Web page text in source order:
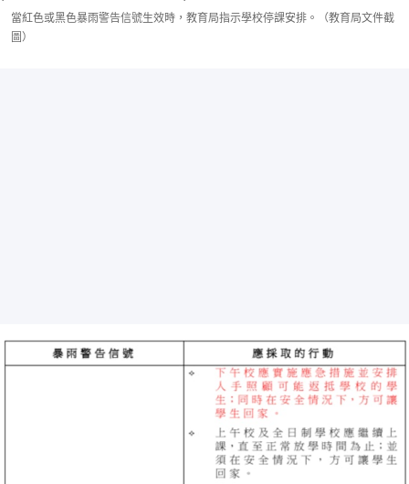
當紅色或黑色暴雨警告信號生效時，教育局指示學校停課安排。（教育局文件截
圖）